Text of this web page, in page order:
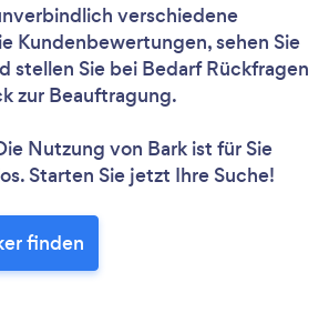
verschiedene
Kundenbewertungen, sehen Sie
stellen Sie bei Bedarf Rückfragen
zur Beauftragung.
Nutzung von Bark ist für Sie
Starten Sie jetzt Ihre Suche!
finden